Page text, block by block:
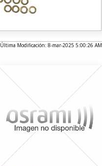
Última Modificación: 8-mar-2025 5:00:26 AM